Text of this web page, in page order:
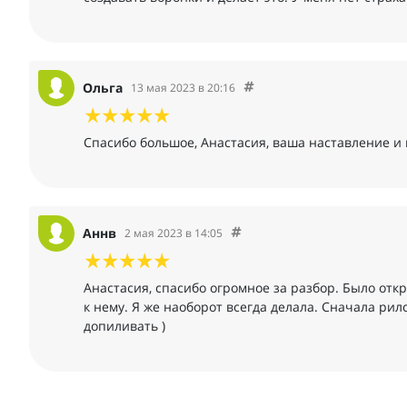
Ольга 13 мая 2023 в 20:16
Спасибо большое, Анастасия, ваша наставление
Аннв 2 мая 2023 в 14:05
Анастасия, спасибо огромное за разбор. Было
к нему. Я же наоборот всегда делала. Сначала
допиливать )